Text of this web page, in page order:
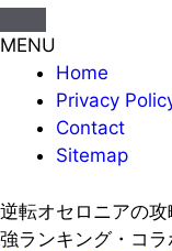
MENU
Home
Privacy
Contact
Sitemap
逆転オセロニアの
強ランキング・コ